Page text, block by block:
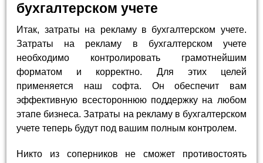
бухгалтерском учете
Итак, затраты на рекламу в бухгалтерском учете.
Затраты на рекламу в бухгалтерском учете
необходимо контролировать грамотнейшим
форматом и корректно. Для этих целей
применяется наш софта. Он обеспечит вам
эффективную всестороннюю поддержку на любом
этапе бизнеса. Затраты на рекламу в бухгалтерском
учете теперь будут под вашим полным контролем.
Никто из соперников не сможет противостоять